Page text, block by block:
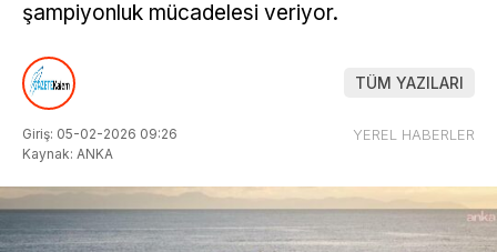
şampiyonluk mücadelesi veriyor.
TÜM YAZILARI
Giriş: 05-02-2026 09:26
Kaynak: ANKA
YEREL HABERLER